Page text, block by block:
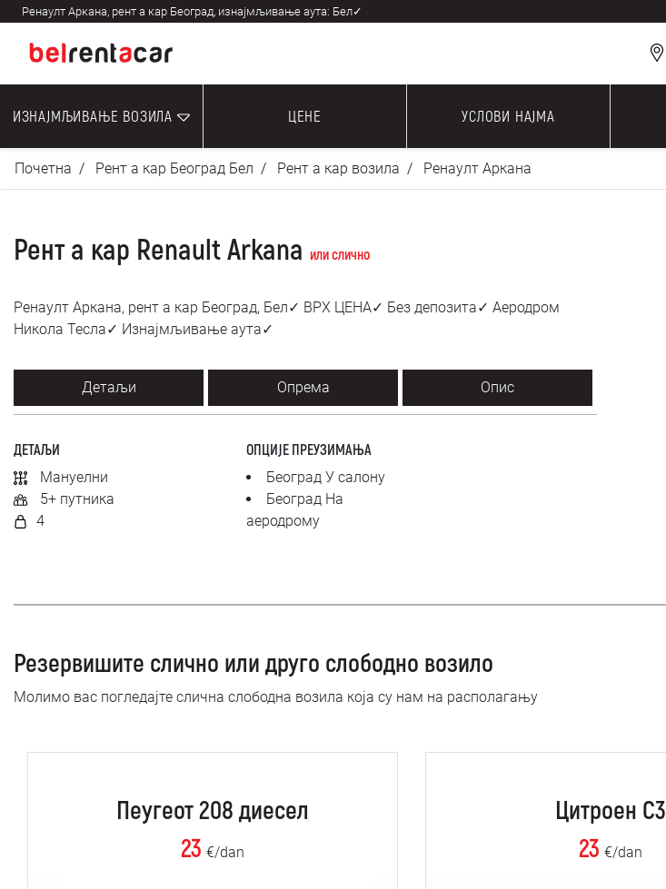
Ренаулт Аркана, рент а кар Београд, изнајмљивање аута: Бел✓
ИЗНАЈМЉИВАЊЕ ВОЗИЛА ЦЕНЕ УСЛОВИ НАЈМА
Почетна Рент а кар Београд Бел Рент а кар возила Ренаулт Аркана
Рент а кар Renault Arkana или слично
Ренаулт Аркана, рент а кар Београд, Бел✓ ВРХ ЦЕНА✓ Без депозита✓ Аеродром
Никола Тесла✓ Изнајмљивање аута✓
Детаљи Опрема Опис
ДЕТАЉИ
Мануелни
5+ путника
4
ОПЦИЈЕ ПРЕУЗИМАЊА
Београд У салону
Београд На
аеродрому
Резервишите слично или друго слободно возило
Молимо вас погледајте слична слободна возила која су нам на располагању
Пеугеот 208 диесел
23 €/dan
Цитроен C3
23 €/dan